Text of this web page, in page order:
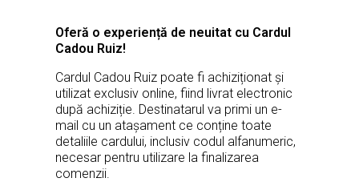
Oferă o experiență de neuitat cu Cardul
Cadou Ruiz!
Cardul Cadou Ruiz poate fi achiziționat și
utilizat exclusiv online, fiind livrat electronic
după achiziție. Destinatarul va primi un e-
mail cu un atașament ce conține toate
detaliile cardului, inclusiv codul alfanumeric,
necesar pentru utilizare la finalizarea
comenzii.